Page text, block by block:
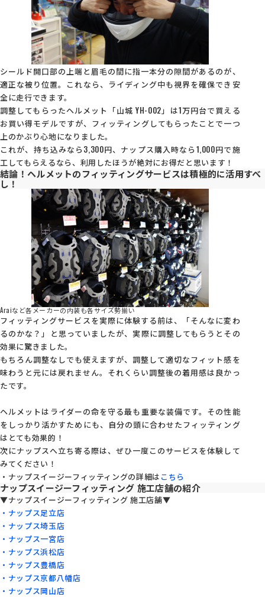
シールド開口部の上端と眉毛の間に指一本分の隙間があるのが、
適正な被り位置。これなら、ライディング中も視界を確保でき安
全に走行できます。
調整してもらったヘルメット「山城 YH-002」は1万円台で買える
お買い得モデルですが、フィッティングしてもらったことで一つ
上のかぶり心地になりました。
これが、持ち込みなら3,300円、ナップス購入時なら1,000円で施
工してもらえるなら、利用したほうが絶対にお得だと思います！
結論！ヘルメットのフィッティングサービスは積極的に活用すべ
し！
Araiなど各メーカーの内装も各サイズ勢揃い
フィッティングサービスを実際に体験する前は、「そんなに変わ
るのかな？」と思っていましたが、実際に調整してもらうとその
効果に驚きました。
もちろん調整なしでも使えますが、調整して適切なフィット感を
味わうと元には戻れません。それくらい調整後の着用感は良かっ
たです。
ヘルメットはライダーの命を守る最も重要な装備です。その性能
をしっかり活かすためにも、自分の頭に合わせたフィッティング
はとても効果的！
次にナップスへ立ち寄る際は、ぜひ一度このサービスを体験して
みてください！
・ナップスイージーフィッティングの詳細は こちら
ナップスイージーフィッティング 施工店舗の紹介
▼ナップスイージーフィッティング 施工店舗▼
・ナップス足立店
・ナップス埼玉店
・ナップス一宮店
・ナップス浜松店
・ナップス豊橋店
・ナップス京都八幡店
・ナップス岡山店